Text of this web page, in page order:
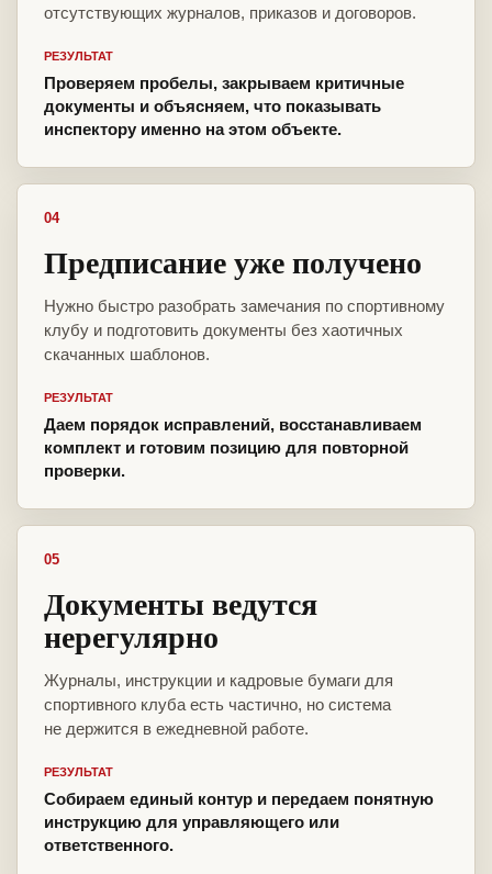
отсутствующих журналов, приказов и договоров.
РЕЗУЛЬТАТ
Проверяем пробелы, закрываем критичные
документы и объясняем, что показывать
инспектору именно на этом объекте.
04
Предписание уже получено
Нужно быстро разобрать замечания по спортивному
клубу и подготовить документы без хаотичных
скачанных шаблонов.
РЕЗУЛЬТАТ
Даем порядок исправлений, восстанавливаем
комплект и готовим позицию для повторной
проверки.
05
Документы ведутся
нерегулярно
Журналы, инструкции и кадровые бумаги для
спортивного клуба есть частично, но система
не держится в ежедневной работе.
РЕЗУЛЬТАТ
Собираем единый контур и передаем понятную
инструкцию для управляющего или
ответственного.